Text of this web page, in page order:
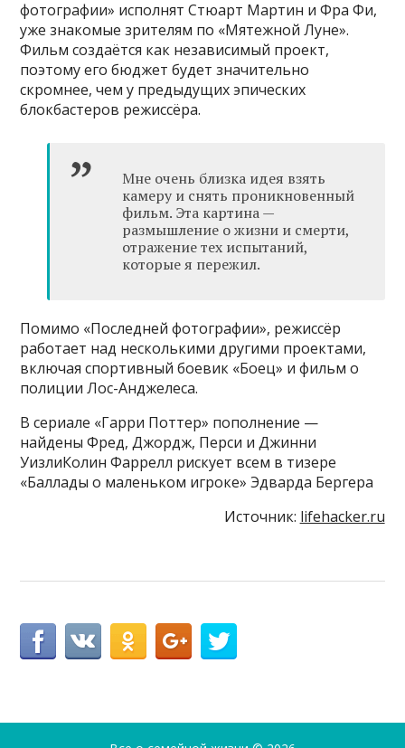
фотографии» исполнят Стюарт Мартин и Фра Фи,
уже знакомые зрителям по «Мятежной Луне».
Фильм создаётся как независимый проект,
поэтому его бюджет будет значительно
скромнее, чем у предыдущих эпических
блокбастеров режиссёра.
Мне очень близка идея взять
камеру и снять проникновенный
фильм. Эта картина —
размышление о жизни и смерти,
отражение тех испытаний,
которые я пережил.
Помимо «Последней фотографии», режиссёр
работает над несколькими другими проектами,
включая спортивный боевик «Боец» и фильм о
полиции Лос-Анджелеса.
В сериале «Гарри Поттер» пополнение —
найдены Фред, Джордж, Перси и Джинни
УизлиКолин Фаррелл рискует всем в тизере
«Баллады о маленьком игроке» Эдварда Бергера
Источник: lifehacker.ru